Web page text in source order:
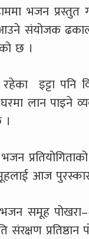
भजन प्रस्तुत
संयोजक
छ ।
इट्टा
घरमा लान
आज
भजन समूह